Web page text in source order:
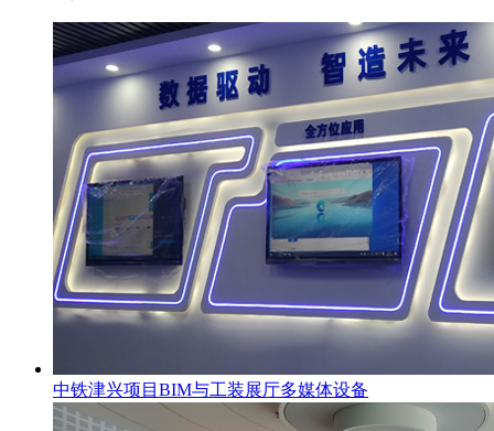
中铁津兴项目BIM与工装展厅多媒体设备